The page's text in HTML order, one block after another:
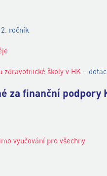
ročník
zdravotnické školy v HK –
za finanční
vyučování pro všechny